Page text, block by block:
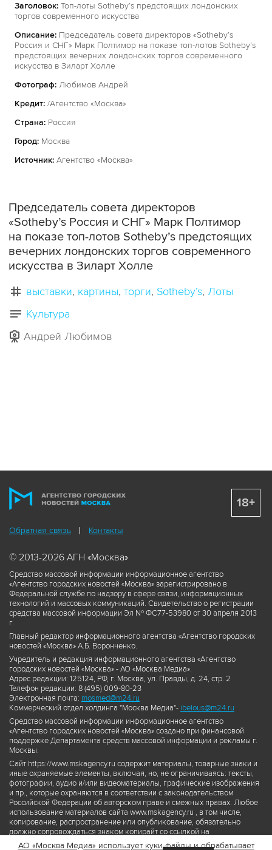
Заголовок: Топ-лоты Sotheby’s предстоящих лондонских
торгов современного искусства
Описание: Председатель совета директоров «Sotheby’s
Россия и СНГ» Марк Полтимор на показе топ-лотов Sotheby’s
предстоящих вечерних лондонских торгов современного
искусства в Зиларт Холле
Фотограф: Любимов Андрей
Кредит: /Агентство «Москва»
Страна: Россия
Город: Москва
Источник: Агентство «Москва»
Председатель совета директоров
«Sotheby’s Россия и СНГ» Марк Полтимор
на показе топ-лотов Sotheby’s предстоящих
вечерних лондонских торгов современного
искусства в Зиларт Холле
выставки картины торги Sotheby’s Лоты
Культура
Андрей Любимов
Обратная связь Контакты
© 2013-2026 АГН «Москва»
Средство массовой информации информационное агентство
«Агентство городских новостей «Москва» зарегистрировано в
Федеральной службе по надзору в сфере связи, информационных
технологий и массовых коммуникаций. Свидетельство о регистрации
средства массовой информации Эл № ФС77-53980 от 30 апреля 2013
г.
Главный редактор информационного агентства «Агентство городских
новостей «Москва» А.Б. Воронченко.
Учредитель и редакция информационного агентства «Агентство
городских новостей «Москва» - АО «Москва Медиа».
Адрес редакции: 125124, РФ, г. Москва, ул. Правды, д. 24, стр. 2
Телефон редакции: 8 (495) 009-80-23
Электронная почта: mosmed@m24.ru
Коммерческий отдел холдинга "Москва Медиа"- ibelous@m24.ru
Средство массовой информации информационное агентство
«Агентство городских новостей «Москва» создано при финансовой
поддержке Департамента средств массовой информации и рекламы г.
Москвы.
Сайт https://www.mskagency.ru содержит материалы, товарные знаки и
иные охраняемые элементы, включая, но, не ограничиваясь: тексты,
фотографии, аудио и/или видеоматериалы, графические изображения
и пр., которые охраняются в соответствии с законодательством
Российской Федерации об авторском праве и смежных правах. Любое
использование материалов сайта www.mskagency.ru , в том числе,
копирование, распространение или опубликование, обязательно
должно сопровождаться знаком копирайт со ссылкой на
правообладателя © АО «Москва Медиа», а также гиперссылкой на сайт
18+
АО «Москва Медиа» использует куки-файлы и обрабатывает